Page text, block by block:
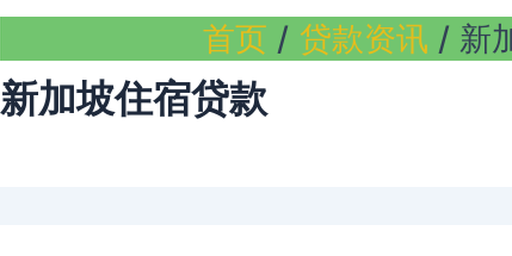
首页 贷款资讯 新
新加坡住宿贷款